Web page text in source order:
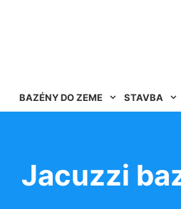
BAZÉNY DO ZEME STAVBA
Jacuzzi